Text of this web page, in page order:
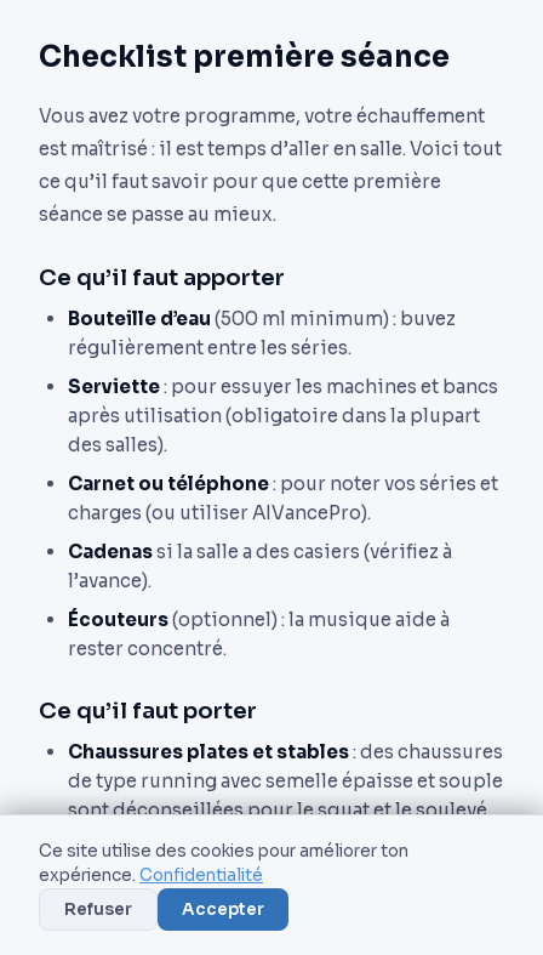
Checklist première séance
Vous avez votre programme, votre échauffement
est maîtrisé : il est temps d’aller en salle. Voici tout
ce qu’il faut savoir pour que cette première
séance se passe au mieux.
Ce qu’il faut apporter
Bouteille d’eau (500 ml minimum) : buvez
régulièrement entre les séries.
Serviette: pour essuyer les machines et bancs
après utilisation (obligatoire dans la plupart
des salles).
Carnet ou téléphone: pour noter vos séries et
charges (ou utiliser AIVancePro).
Cadenassi la salle a des casiers (vérifiez à
l’avance).
Écouteurs(optionnel) : la musique aide à
rester concentré.
Ce qu’il faut porter
Chaussures plates et stables: des chaussures
de type running avec semelle épaisse et souple
sont déconseillées pour le squat et le soulevé
de terre (instabilité). Préférez des chaussures
plates type Converse, chaussures de futsal ou
chaussures d’haltérophilie. En dernier
recours, entraînez-vous en chaussettes pour
Ce site utilise des cookies pour améliorer ton
expérience. Confidentialité
Refuser
Accepter